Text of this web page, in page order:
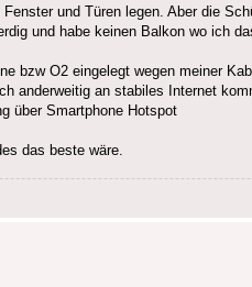
und Türen legen. Aber die
und habe keinen Balkon wo ich
bzw O2 eingelegt wegen meiner
anderweitig an stabiles Internet
über Smartphone Hotspot
das beste wäre.